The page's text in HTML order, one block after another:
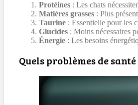
Protéines : Les chats
Matières grasses : Plus
Taurine : Essentielle pour les
Glucides : Moins nécessaires
Énergie : Les besoins
Quels problèmes de